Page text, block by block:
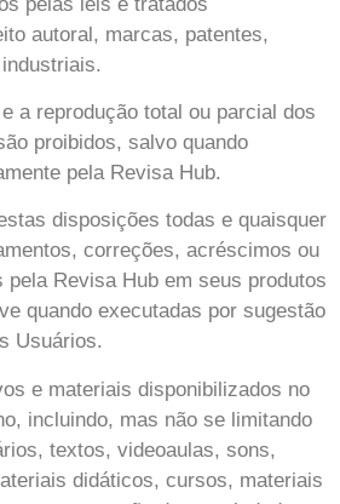
autoral, marcas, patentes,
a reprodução total ou parcial dos
proibidos, salvo quando
pela Revisa Hub.
disposições todas e quaisquer
correções, acréscimos ou
Revisa Hub em seus produtos
quando executadas por sugestão
Usuários.
e materiais disponibilizados no
incluindo, mas não se limitando
textos, videoaulas, sons,
didáticos, cursos, materiais